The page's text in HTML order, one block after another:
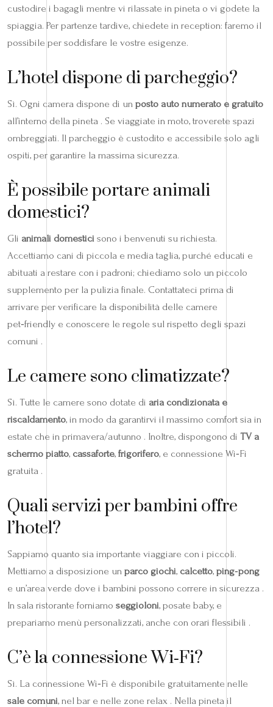
custodire i bagagli mentre vi rilassate in pineta o vi godete la
spiaggia. Per partenze tardive, chiedete in reception: faremo il
possibile per soddisfare le vostre esigenze.
L’hotel dispone di parcheggio?
Sì. Ogni camera dispone di un posto auto numerato e gratuito
all’interno della pineta . Se viaggiate in moto, troverete spazi
ombreggiati. Il parcheggio è custodito e accessibile solo agli
ospiti, per garantire la massima sicurezza.
È possibile portare animali
domestici?
Gli animali domestici sono i benvenuti su richiesta.
Accettiamo cani di piccola e media taglia, purché educati e
abituati a restare con i padroni; chiediamo solo un piccolo
supplemento per la pulizia finale. Contattateci prima di
arrivare per verificare la disponibilità delle camere
pet‑friendly e conoscere le regole sul rispetto degli spazi
comuni .
Le camere sono climatizzate?
Sì. Tutte le camere sono dotate di aria condizionata e
riscaldamento, in modo da garantirvi il massimo comfort sia in
estate che in primavera/autunno . Inoltre, dispongono di TV a
schermo piatto, cassaforte, frigorifero, e connessione Wi‑Fi
gratuita .
Quali servizi per bambini offre
l’hotel?
Sappiamo quanto sia importante viaggiare con i piccoli.
Mettiamo a disposizione un parco giochi, calcetto, ping‑pong
e un’area verde dove i bambini possono correre in sicurezza .
In sala ristorante forniamo seggioloni, posate baby, e
prepariamo menù personalizzati, anche con orari flessibili .
C’è la connessione Wi‑Fi?
Sì. La connessione Wi‑Fi è disponibile gratuitamente nelle
sale comuni, nel bar e nelle zone relax . Nella pineta il